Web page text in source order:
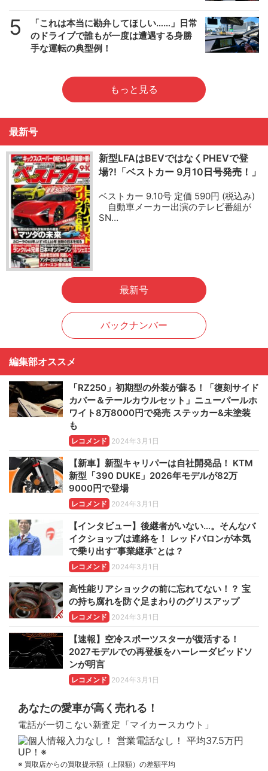
5
「これは本当に勘弁してほしい……」日常
のドライブで誰もが一度は遭遇する身勝
手な運転の典型例！
もっと見る
最新号
新型LFAはBEVではなくPHEVで登
場?!「ベストカー 9月10日号発売！」
ベストカー 9.10号 定価 590円 (税込み)
自動車メーカー出演のテレビ番組が
SN…
最新号
バックナンバー
編集部オススメ
「RZ250」初期型の外装が蘇る！「復刻サイド
カバー＆テールカウルセット」ニューパールホ
ワイト8万8000円で発売 ステッカー&未塗装
も
レコメンド 2024年3月1日
【新車】新型キャリパーは自社開発品！ KTM
新型「390 DUKE」2026年モデルが82万
9000円で登場
レコメンド 2024年3月1日
【インタビュー】後継者がいない…。そんなバ
イクショップは連絡を！ レッドバロンが本気
で乗り出す“事業継承”とは？
レコメンド 2024年3月1日
高性能リアショックの前に忘れてない！？ 宝
の持ち腐れを防ぐ足まわりのグリスアップ
レコメンド 2024年3月1日
【速報】空冷スポーツスターが復活する！
2027モデルでの再登板をハーレーダビッドソ
ンが明言
レコメンド 2024年3月1日
あなたの愛車が高く売れる！
電話が一切こない新査定「マイカースカウト」
※ 買取店からの買取提示額（上限額）の差額平均